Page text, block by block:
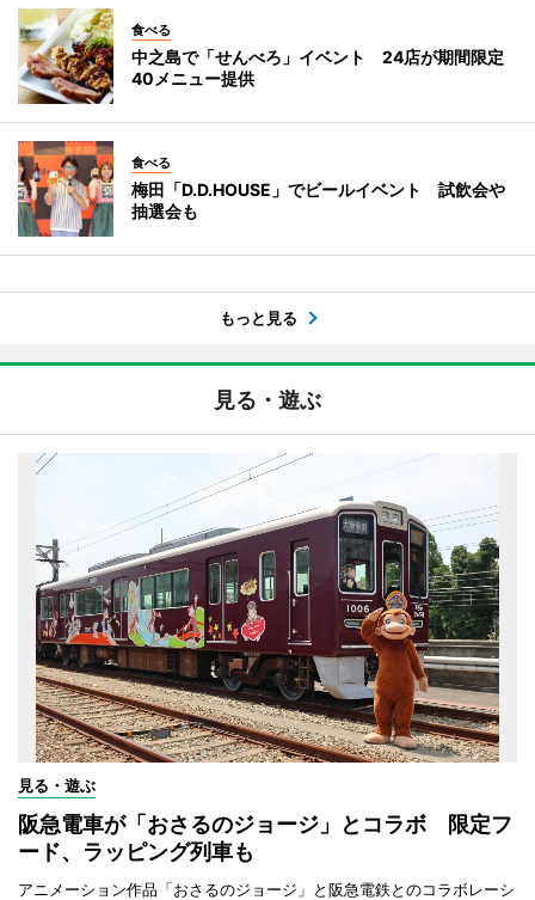
食べる
中之島で「せんべろ」イベント 24店が期間限定
40メニュー提供
食べる
梅田「D.D.HOUSE」でビールイベント 試飲会や
抽選会も
もっと見る
見る・遊ぶ
見る・遊ぶ
阪急電車が「おさるのジョージ」とコラボ 限定フ
ード、ラッピング列車も
アニメーション作品「おさるのジョージ」と阪急電鉄とのコラボレーシ